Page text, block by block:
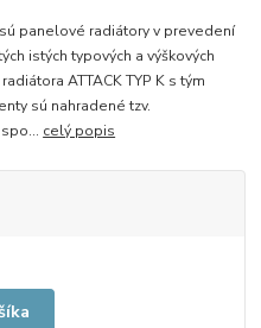
panelové radiátory v prevedení
istých typových a výškových
ATTACK TYP K s tým
sú nahradené tzv.
celý popis